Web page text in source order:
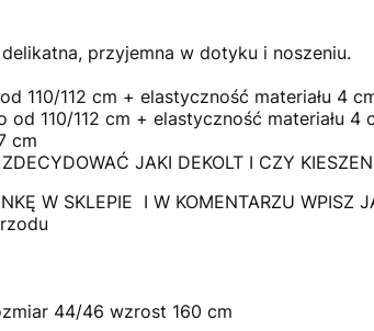
przyjemna w dotyku i noszeniu.
110/112 cm + elastyczność materiału 4
od 110/112 cm + elastyczność materiału 4
cm
JAKI DEKOLT I CZY
W SKLEPIE I W KOMENTARZU
44/46 wzrost 160 cm